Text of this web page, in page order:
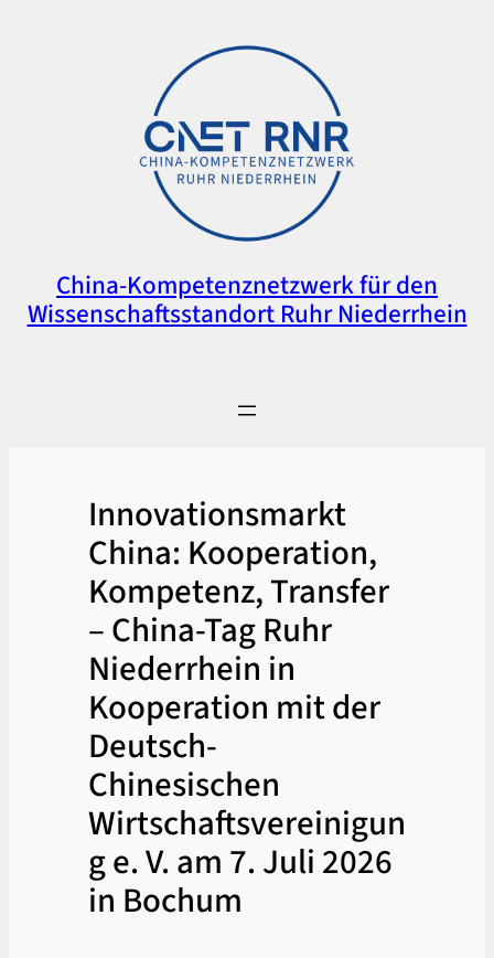
China-Kompetenznetzwerk für den
Wissenschaftsstandort Ruhr Niederrhein
Innovationsmarkt
China: Kooperation,
Kompetenz, Transfer
– China-Tag Ruhr
Niederrhein in
Kooperation mit der
Deutsch-
Chinesischen
Wirtschaftsvereinigun
g e. V. am 7. Juli 2026
in Bochum